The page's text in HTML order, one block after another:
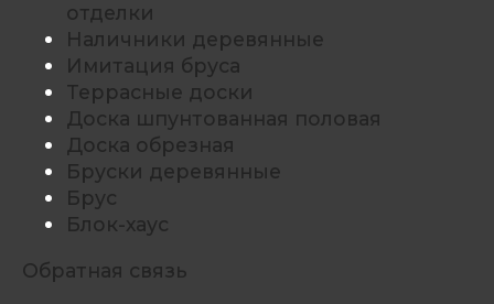
отделки
Наличники деревянные
Имитация бруса
Террасные доски
Доска шпунтованная половая
Доска обрезная
Бруски деревянные
Брус
Блок-хаус
Обратная связь